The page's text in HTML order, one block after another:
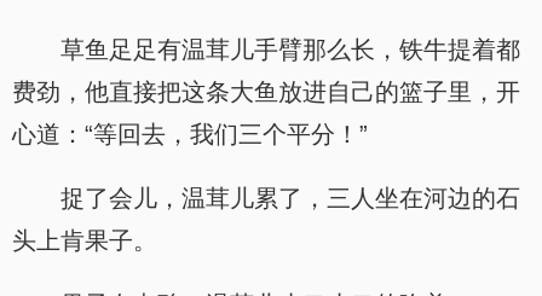
草鱼足足有温茸儿手臂那么长，铁牛提着都
费劲，他直接把这条大鱼放进自己的篮子里，开
心道：“等回去，我们三个平分！”
捉了会儿，温茸儿累了，三人坐在河边的石
头上肯果子。